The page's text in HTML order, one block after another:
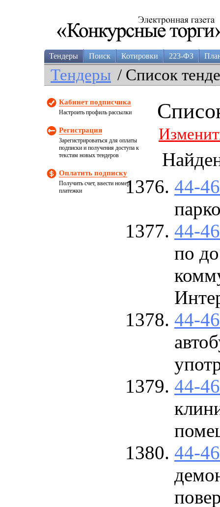
Тендеры Поиск Котировки 223-ФЗ
Тендеры / Список
Кабинет подписчика
Настроить профиль рассылки
Регистрация
Зарегистрироваться для оплаты
подписки и получения доступа к
текстам новых тендеров
Оплатить подписку
Получить счет, ввести номер
платежки
44-
44-
по
44-
44-
44-